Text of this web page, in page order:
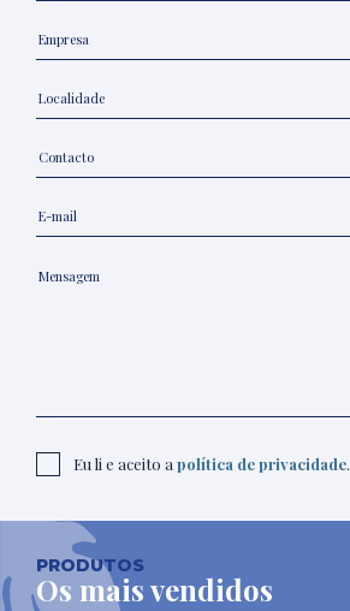
Eu li e aceito a política de privacidade.
PRODUTOS
Os mais vendidos